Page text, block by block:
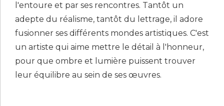
l'entoure et par ses rencontres. Tantôt un
adepte du réalisme, tantôt du lettrage, il adore
fusionner ses différents mondes artistiques. C'est
un artiste qui aime mettre le détail à l'honneur,
pour que ombre et lumière puissent trouver
leur équilibre au sein de ses œuvres.